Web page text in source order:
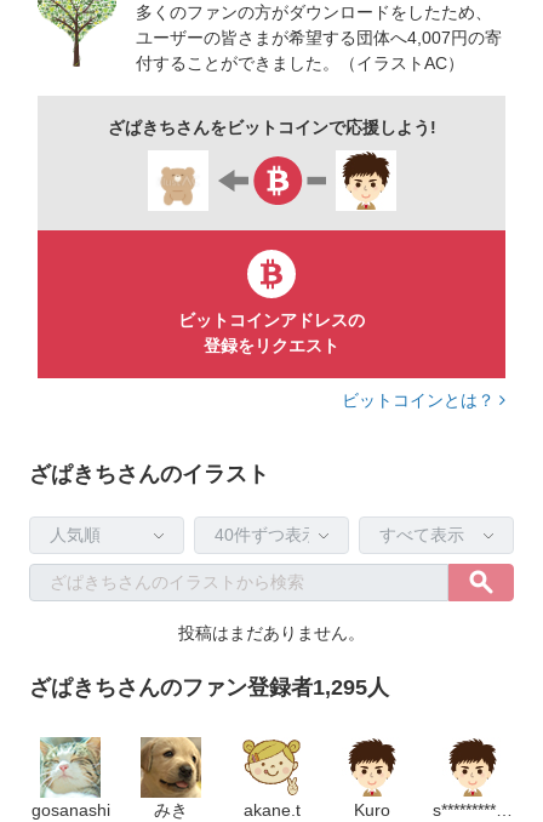
多くのファンの方がダウンロードをしたため、
ユーザーの皆さまが希望する団体へ4,007円の寄
付することができました。（イラストAC）
ざぱきちさんをビットコインで応援しよう!
ビットコインアドレスの
登録をリクエスト
ビットコインとは？
ざぱきちさんのイラスト
投稿はまだありません。
ざぱきちさんのファン登録者1,295人
gosanashi みき akane.t Kuro s************************m